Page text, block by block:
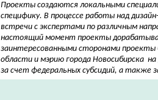
Проекты создаются локальными
специфику. В процессе работы над
встречи с экспертами по различным
настоящий момент проекты
заинтересованными сторонами
области и мэрию города Новосибирска
за счет федеральных субсидий, а также